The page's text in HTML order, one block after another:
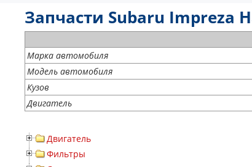
Запчасти Subaru Impreza
Марка автомобиля
Модель автомобиля
Кузов
Двигатель
Двигатель
Фильтры